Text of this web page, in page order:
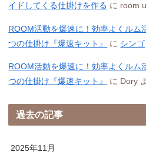
イドしてくる仕掛けを作る に room
ROOM活動を爆速に！効率よくルム
つの仕掛け『爆速キット』
に シンゴ
ROOM活動を爆速に！効率よくルム
つの仕掛け『爆速キット』
に Dory
過去の記事
2025年11月